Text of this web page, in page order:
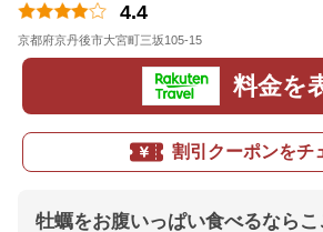
4.4
京都府京丹後市大宮町三坂105-15
料金を
割引クーポンをチ
牡蠣をお腹いっぱい食べるならこ